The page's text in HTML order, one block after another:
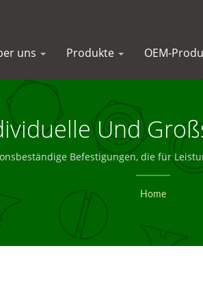
uns Produkte OEM-
Können –
Befestigungen, die für
Home